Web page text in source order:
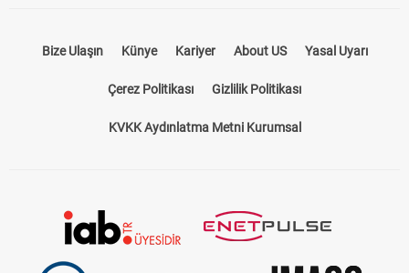
Bize Ulaşın Künye Kariyer About US Yasal Uyarı
Çerez Politikası Gizlilik Politikası
KVKK Aydınlatma Metni Kurumsal